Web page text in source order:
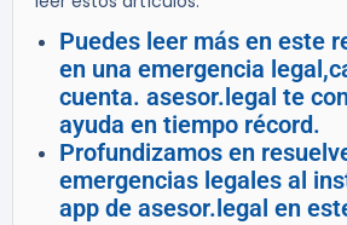
Puedes leer más en este
en una emergencia
cuenta. asesor.legal te
ayuda en tiempo récord.
Profundizamos en
emergencias legales al
app de asesor.legal en